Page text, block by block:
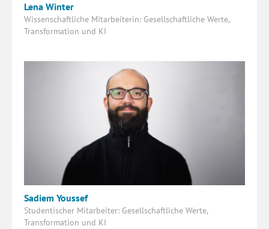
Lena Winter
Wissenschaftliche Mitarbeiterin: Gesellschaftliche Werte,
Transformation und KI
Sadiem Youssef
Studentischer Mitarbeiter: Gesellschaftliche Werte,
Transformation und KI